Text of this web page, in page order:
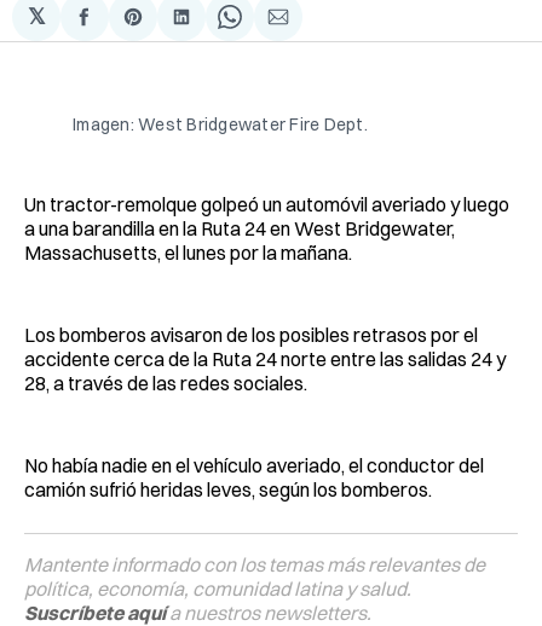
𝕏
Compartir
en
Share
on
Compartir
en
Share
on
Compartir
via
Imagen: West Bridgewater Fire Dept.
Un tractor-remolque golpeó un automóvil averiado y luego
a una barandilla en la Ruta 24 en West Bridgewater,
Massachusetts, el lunes por la mañana.
Los bomberos avisaron de los posibles retrasos por el
accidente cerca de la Ruta 24 norte entre las salidas 24 y
28, a través de las redes sociales.
No había nadie en el vehículo averiado, el conductor del
camión sufrió heridas leves, según los bomberos.
Mantente informado con los temas más relevantes de
política, economía, comunidad latina y salud.
Suscríbete aquía nuestros newsletters.